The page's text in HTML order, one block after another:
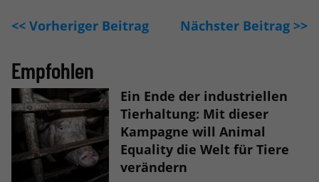
<< Vorheriger Beitrag Nächster Beitrag >>
Empfohlen
Ein Ende der industriellen
Tierhaltung: Mit dieser
Kampagne will Animal
Equality die Welt für Tiere
verändern